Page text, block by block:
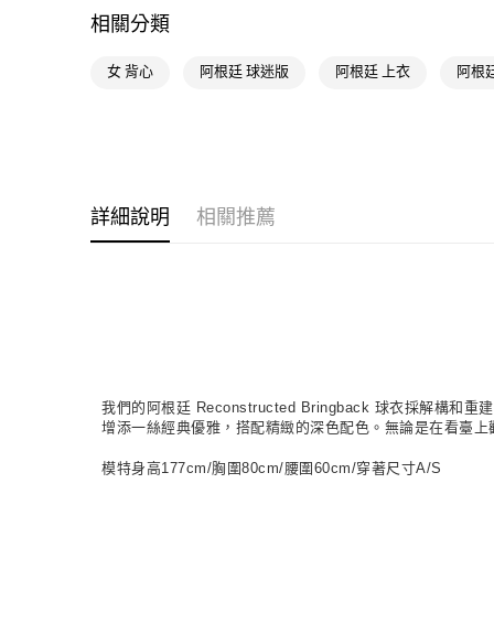
相關分類
女 背心 阿根廷 球迷版 阿根廷 上衣 阿根
詳細說明 相關推薦
我們的阿根廷 Reconstructed Bringback 球衣採解構和重
增添一絲經典優雅，搭配精緻的深色配色。無論是在看臺
模特身高177cm/胸圍80cm/腰圍60cm/穿著尺寸A/S